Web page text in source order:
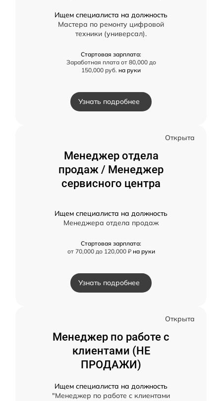
Ищем специалиста на должность
Мастера по ремонту цифровой
техники (универсал).
Стартовая зарплата:
Заработная плата от 80,000 до
150,000 руб. на руки
Узнать подробнее
Открыта
Менеджер отдела
продаж / Менеджер
сервисного центра
Ищем специалиста на должность
Менеджера отдела продаж
Стартовая зарплата:
от 70,000 до 120,000 ₽ на руки
Узнать подробнее
Открыта
Менеджер по работе с
клиентами (НЕ
ПРОДАЖИ)
Ищем специалиста на должность
"Менеджер по работе с клиентами